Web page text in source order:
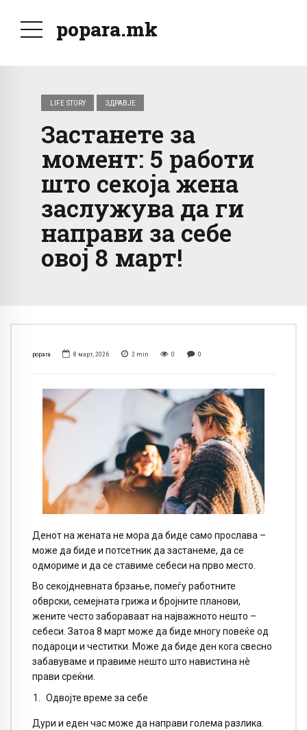
popara.mk
LIFE STORY ЗДРАВЈЕ
Застанете за
момент: 5 работи
што секоја жена
заслужува да ги
направи за себе
овој 8 март!
popara 8 март, 2026 2 min 0 0
Денот на жената не мора да биде само прослава –
може да биде и потсетник да застанеме, да се
одмориме и да се ставиме себеси на прво место.
Во секојдневната брзање, помеѓу работните
обврски, семејната грижа и бројните планови,
жените често забораваат на најважното нешто –
себеси. Затоа 8 март може да биде многу повеќе од
подароци и честитки. Може да биде ден кога свесно
забавуваме и правиме нешто што навистина нè
прави среќни.
Одвојте време за себе
Дури и еден час може да направи голема разлика.